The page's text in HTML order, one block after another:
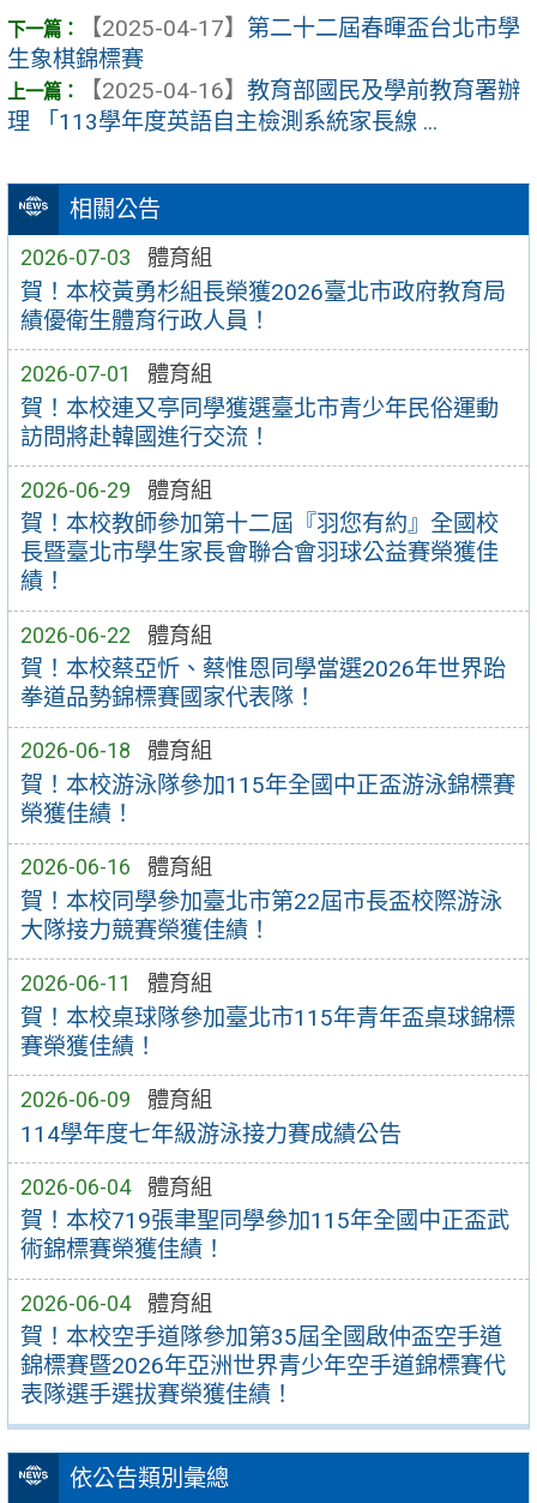
相關公告
2026-07-03 體育組
賀！本校黃勇杉組長榮獲2026臺北市政府教育局
績優衛生體育行政人員！
2026-07-01 體育組
賀！本校連又亭同學獲選臺北市青少年民俗運動
訪問將赴韓國進行交流！
2026-06-29 體育組
賀！本校教師參加第十二屆『羽您有約』全國校
長暨臺北市學生家長會聯合會羽球公益賽榮獲佳
績！
2026-06-22 體育組
賀！本校蔡亞忻、蔡惟恩同學當選2026年世界跆
拳道品勢錦標賽國家代表隊！
2026-06-18 體育組
賀！本校游泳隊參加115年全國中正盃游泳錦標賽
榮獲佳績！
2026-06-16 體育組
賀！本校同學參加臺北市第22屆市長盃校際游泳
大隊接力競賽榮獲佳績！
2026-06-11 體育組
賀！本校桌球隊參加臺北市115年青年盃桌球錦標
賽榮獲佳績！
2026-06-09 體育組
114學年度七年級游泳接力賽成績公告
2026-06-04 體育組
賀！本校719張聿聖同學參加115年全國中正盃武
術錦標賽榮獲佳績！
2026-06-04 體育組
賀！本校空手道隊參加第35屆全國啟仲盃空手道
錦標賽暨2026年亞洲世界青少年空手道錦標賽代
表隊選手選拔賽榮獲佳績！
依公告類別彙總
【2025-04-17】 第二十二屆春暉盃台北市學
生象棋錦標賽
【2025-04-16】 教育部國民及學前教育署辦
理 「113學年度英語自主檢測系統家長線 ...